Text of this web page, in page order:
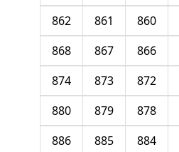
860
861
862
866
867
868
872
873
874
878
879
880
884
885
886